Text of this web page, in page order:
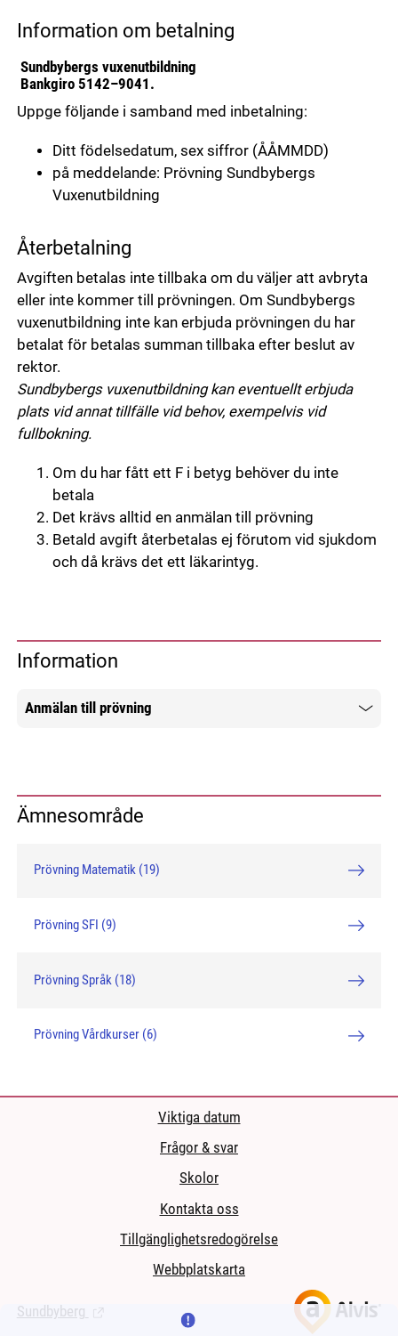
Information om betalning
Sundbybergs vuxenutbildning
Bankgiro 5142–9041.
Uppge följande i samband med inbetalning:
Ditt födelsedatum, sex siffror (ÅÅMMDD)
på meddelande: Prövning Sundbybergs
Vuxenutbildning
Återbetalning
Avgiften betalas inte tillbaka om du väljer att avbryta
eller inte kommer till prövningen. Om Sundbybergs
vuxenutbildning inte kan erbjuda prövningen du har
betalat för betalas summan tillbaka efter beslut av
rektor.
Sundbybergs vuxenutbildning kan eventuellt erbjuda
plats vid annat tillfälle vid behov, exempelvis vid
fullbokning.
Om du har fått ett F i betyg behöver du inte
betala
Det krävs alltid en anmälan till prövning
Betald avgift återbetalas ej förutom vid sjukdom
och då krävs det ett läkarintyg.
Information
Anmälan till prövning
Mer information
Ämnesområde
Prövning Matematik (19)
Prövning SFI (9)
Prövning Språk (18)
Prövning Vårdkurser (6)
Viktiga datum
Frågor & svar
Skolor
Kontakta oss
Tillgänglighetsredogörelse
Webbplatskarta
Sundbyberg (Länk till extern sida.)